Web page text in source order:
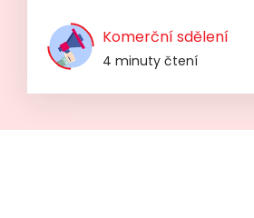
Komerční sdělení
4 minuty čtení